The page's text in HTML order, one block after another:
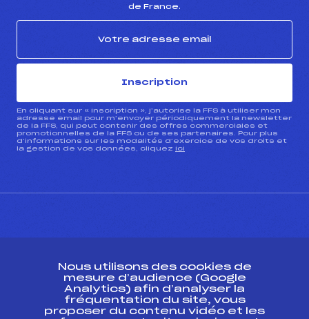
de France.
Inscription
En cliquant sur « inscription », j’autorise la FFS à utiliser mon
adresse email pour m’envoyer périodiquement la newsletter
de la FFS, qui peut contenir des offres commerciales et
promotionnelles de la FFS ou de ses partenaires. Pour plus
d’informations sur les modalités d’exercice de vos droits et
la gestion de vos données, cliquez ici
ESPACE PRESSE
Ressources
Nous utilisons des cookies de
mesure d’audience (Google
Analytics) afin d’analyser la
fréquentation du site, vous
proposer du contenu vidéo et les